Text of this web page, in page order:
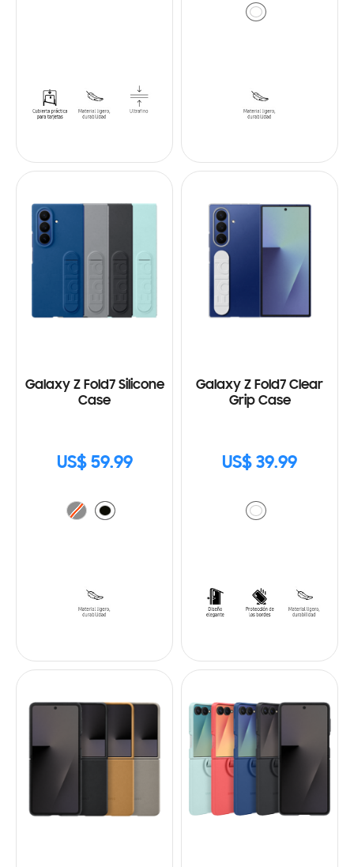
Galaxy Z Fold7 Silicone
Case
US$ 59.99
Galaxy Z Fold7 Clear
Grip Case
US$ 39.99